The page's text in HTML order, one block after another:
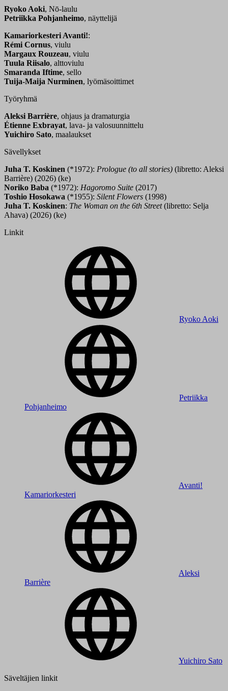
Ryoko Aoki, Nō-laulu
Petriikka Pohjanheimo, näyttelijä
Kamariorkesteri Avanti!:
Rémi Cornus, viulu
Margaux Rouzeau, viulu
Tuula Riisalo, alttoviulu
Smaranda Iftime, sello
Tuija-Maija Nurminen, lyömäsoittimet
Työryhmä
Aleksi Barrière, ohjaus ja dramaturgia
Étienne Exbrayat, lava- ja valosuunnittelu
Yuichiro Sato, maalaukset
Sävellykset
Juha T. Koskinen (*1972): Prologue (to all stories) (libretto: Aleksi
Barrière) (2026) (ke)
Noriko Baba (*1972): Hagoromo Suite (2017)
Toshio Hosokawa (*1955): Silent Flowers (1998)
Juha T. Koskinen: The Woman on the 6th Street(libretto: Selja
Ahava) (2026) (ke)
Linkit
Ryoko Aoki
Petriikka
Pohjanheimo
Avanti!
Kamariorkesteri
Aleksi
Barrière
Yuichiro Sato
Säveltäjien linkit